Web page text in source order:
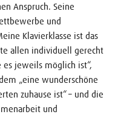
Anspruch. Seine
und
Klavierklasse ist das
allen individuell gerecht
jeweils möglich ist“,
„eine wunderschöne
zuhause ist“ – und die
und